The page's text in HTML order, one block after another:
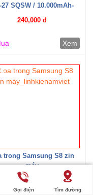
27 SQSW / 10.000mAh-
Trắng/ Đen
240,000 đ
Xem
trong Samsung S8 zin
máy
20,000 đ
Gọi điện Tìm đường